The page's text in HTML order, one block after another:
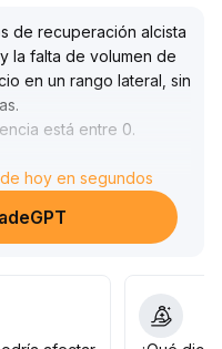
de recuperación alcista
la falta de volumen de
en un rango lateral, sin
.
está entre 0.
fondos
cobertura, se espera
a corto plazo,
hoy en segundos